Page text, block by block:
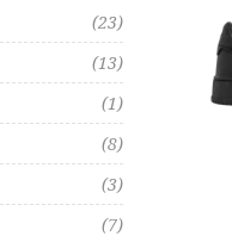
(23)
(13)
(1)
(8)
(3)
(7)